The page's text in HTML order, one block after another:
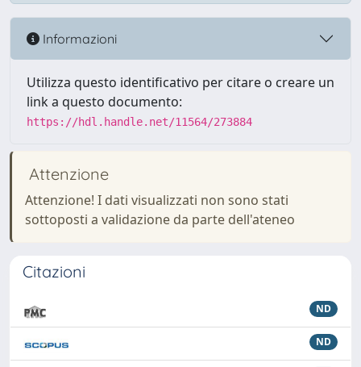
Informazioni
Utilizza questo identificativo per citare o creare un
link a questo documento:
https://hdl.handle.net/11564/273884
Attenzione
Attenzione! I dati visualizzati non sono stati
sottoposti a validazione da parte dell'ateneo
Citazioni
ND
ND